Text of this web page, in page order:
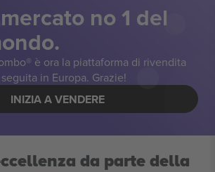
no 1 del
è ora la piattaforma di rivendita
in Europa. Grazie!
INIZIA A VENDERE
da parte della